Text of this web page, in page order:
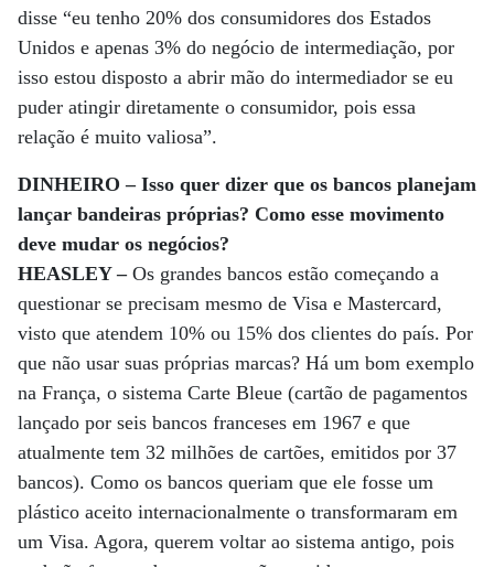
disse “eu tenho 20% dos consumidores dos Estados
Unidos e apenas 3% do negócio de intermediação, por
isso estou disposto a abrir mão do intermediador se eu
puder atingir diretamente o consumidor, pois essa
relação é muito valiosa”.
DINHEIRO – Isso quer dizer que os bancos planejam
lançar bandeiras próprias? Como esse movimento
deve mudar os negócios?
HEASLEY –Os grandes bancos estão começando a
questionar se precisam mesmo de Visa e Mastercard,
visto que atendem 10% ou 15% dos clientes do país. Por
que não usar suas próprias marcas? Há um bom exemplo
na França, o sistema Carte Bleue (cartão de pagamentos
lançado por seis bancos franceses em 1967 e que
atualmente tem 32 milhões de cartões, emitidos por 37
bancos). Como os bancos queriam que ele fosse um
plástico aceito internacionalmente o transformaram em
um Visa. Agora, querem voltar ao sistema antigo, pois